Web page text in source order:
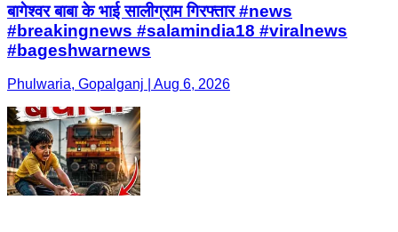
बागेश्वर बाबा के भाई सालीग्राम गिरफ्तार #news
#breakingnews #salamindia18 #viralnews
#bageshwarnews
Phulwaria, Gopalganj | Aug 6, 2026